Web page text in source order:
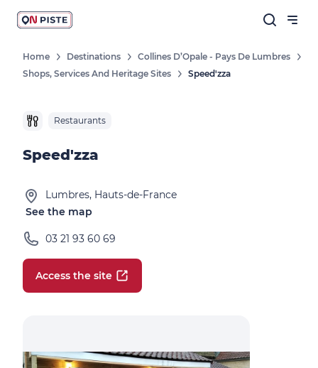
Home Destinations
Collines D’Opale - Pays De Lumbres
Shops, Services And Heritage Sites
Speed'zza
Restaurants
Speed'zza
Lumbres, Hauts-de-France
See the map
03 21 93 60 69
Access the site